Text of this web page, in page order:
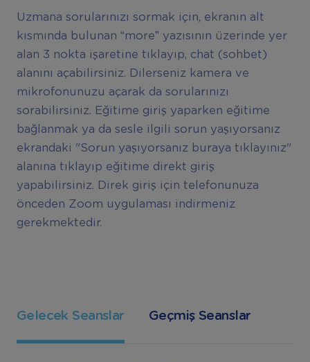
Uzmana sorularınızı sormak için, ekranın alt
kısmında bulunan “more” yazısının üzerinde yer
alan 3 nokta işaretine tıklayıp, chat (sohbet)
alanını açabilirsiniz. Dilerseniz kamera ve
mikrofonunuzu açarak da sorularınızı
sorabilirsiniz. Eğitime giriş yaparken eğitime
bağlanmak ya da sesle ilgili sorun yaşıyorsanız
ekrandaki "Sorun yaşıyorsanız buraya tıklayınız"
alanına tıklayıp eğitime direkt giriş
yapabilirsiniz. Direk giriş için telefonunuza
önceden Zoom uygulaması indirmeniz
gerekmektedir.
Gelecek Seanslar Geçmiş Seanslar